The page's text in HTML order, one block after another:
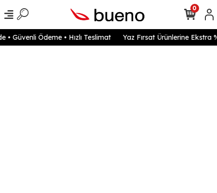
Güvenli Ödeme • Hızlı Teslimat Yaz Fırsat Ürünlerine Ekstra
0